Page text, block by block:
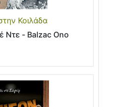
Κοιλάδα
Ντε - Balzac Ono